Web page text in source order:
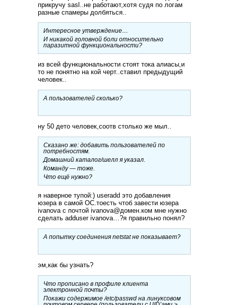
прикручу sasl..не работают,хотя судя по логам
разные спамеры долбяться..
Интересное утверждение…
И никакой головной боли относительно
паразитной функциональности?
из всей функциональности стоят тока алиасы,и
то не понятно на кой черт..ставил предыдущий
человек..
А пользователей сколько?
ну 50 дето человек,соотв столько же мыл..
Сказано же: добавить пользователей по
потребностям.
Домашний каталог/шелл я указал.
Команду — тоже.
Что ещё нужно?
я наверное тупой:) useradd это добавления
юзера в самой ОС.тоесть чтоб завести юзера
ivanova с почтой ivanova@домен.ком мне нужно
сделать adduser ivanova…?я правильно понял?
А попытку соединения netstat не показывает?
эм,как бы узнать?
Что прописано в профиле клиента
электронной почты?
Покажи содержимое /etc/passwd на линуксовом